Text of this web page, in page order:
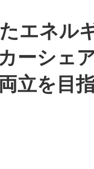
）
問い合わせ（新しいウ
エネル
ーシェ
立を目